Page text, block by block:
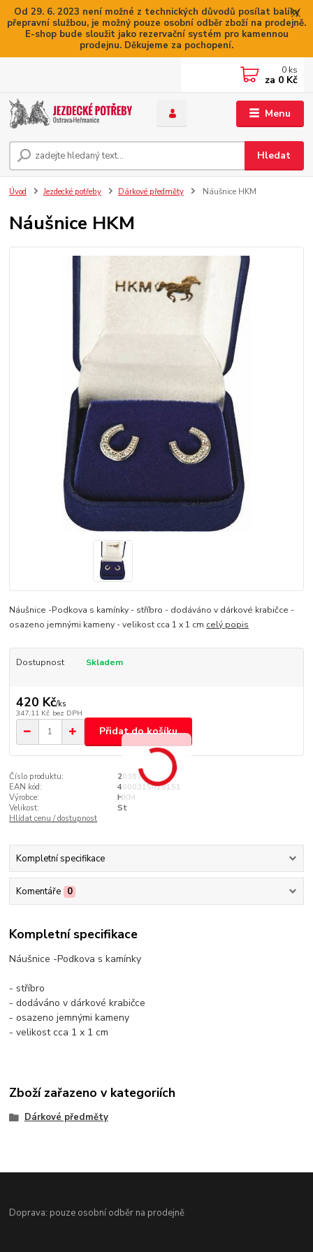
Od 29. 6. 2023 není možné z technických důvodů posílat balíky
přepravní službou, je možný pouze osobní odběr zboží na prodejně.
E-shop bude sloužit jako rezervační systém pro kamennou
prodejnu. Děkujeme za pochopení.
Menu
Hledat
0 ks
za 0 Kč
Úvod Jezdecké potřeby Dárkové předměty Náušnice HKM
Náušnice HKM
Náušnice -Podkova s kamínky - stříbro - dodáváno v dárkové krabičce -
osazeno jemnými kameny - velikost cca 1 x 1 cm celý popis
Dostupnost Skladem
420 Kč/ks
347,11 Kč bez DPH
Přidat do košíku
Číslo produktu:
20387
EAN kód:
4000315019151
Výrobce:
HKM
Velikost:
St
Hlídat cenu / dostupnost
Kompletní specifikace
Komentáře 0
Kompletní specifikace
Náušnice -Podkova s kamínky
- stříbro
- dodáváno v dárkové krabičce
- osazeno jemnými kameny
- velikost cca 1 x 1 cm
Zboží zařazeno v kategoriích
Dárkové předměty
Doprava: pouze osobní odběr na prodejně